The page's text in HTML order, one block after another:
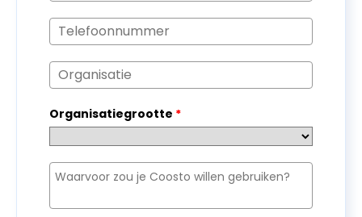
Organisatiegrootte *